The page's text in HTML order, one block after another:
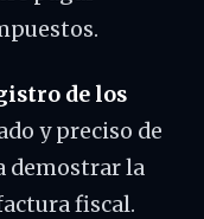
de los
y preciso de
demostrar la
fiscal.